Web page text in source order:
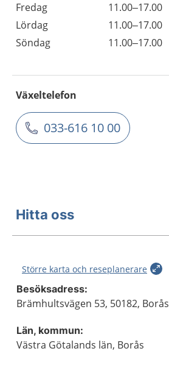
Fredag
11.00–17.00
Lördag
11.00–17.00
Söndag
11.00–17.00
Växeltelefon
033-616 10 00
Hitta oss
Större karta och reseplanerare
Besöksadress:
Brämhultsvägen 53, 50182, Borås
Län, kommun:
Västra Götalands län, Borås